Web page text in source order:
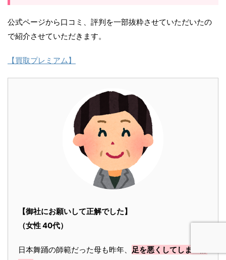
公式ページから口コミ、評判を一部抜粋させていただいたの
で紹介させていただきます。
【買取プレミアム】
【御社にお願いして正解でした】
（女性 40代）
日本舞踊の師範だった母も昨年、 足を悪くしてしまい辞